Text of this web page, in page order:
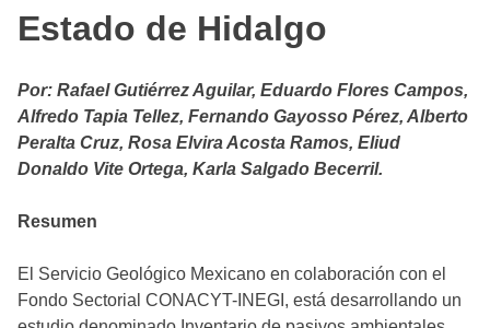
Estado de Hidalgo
Por: Rafael Gutiérrez Aguilar, Eduardo Flores Campos,
Alfredo Tapia Tellez, Fernando Gayosso Pérez, Alberto
Peralta Cruz, Rosa Elvira Acosta Ramos, Eliud
Donaldo Vite Ortega, Karla Salgado Becerril.
Resumen
El Servicio Geológico Mexicano en colaboración con el
Fondo Sectorial CONACYT-INEGI, está desarrollando un